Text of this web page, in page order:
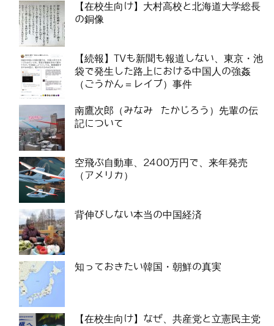
【在校生向け】大村高校と北海道大学総長
の銅像
【続報】TVも新聞も報道しない、東京・池
袋で発生した路上における中国人の強姦
（ごうかん＝レイプ）事件
南鷹次郎（みなみ たかじろう）先輩の伝
記について
空飛ぶ自動車、2400万円で、来年発売
（アメリカ）
背伸びしない本当の中国経済
知っておきたい韓国・朝鮮の真実
【在校生向け】なぜ、共産党と立憲民主党